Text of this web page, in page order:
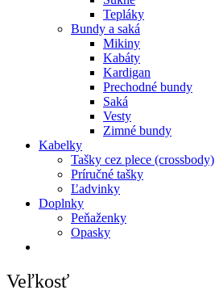
Tepláky
Bundy a saká
Mikiny
Kabáty
Kardigan
Prechodné bundy
Saká
Vesty
Zimné bundy
Kabelky
Tašky cez plece (crossbody)
Príručné tašky
Ľadvinky
Doplnky
Peňaženky
Opasky
Veľkosť